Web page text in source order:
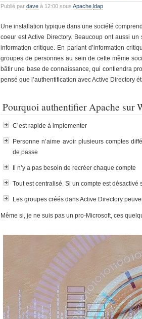
Publié par dave à 12:00 sous Apache ldap
Une installation typique dans une société
coeur est Active Directory. Beaucoup ont aussi un
information critique. En parlant d’information
groupes de personnes au sein de cette même
bâtir une base de connaissance, qui contiendra
pensé que l’authentification avec Active Directory
Pourquoi authentifier Apache sur
C’est rapide à implementer
Personne n’aime avoir plusieurs comptes
de passe
Il n’y a pas besoin de recréer chaque compte
Tout est centralisé. Si un compte est
Les groupes créés dans Active Directory
Même si, je ne suis pas un pro-Microsoft, ces